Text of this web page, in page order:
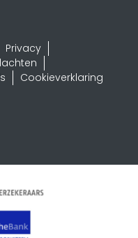
Privacy
Cookieverklaring